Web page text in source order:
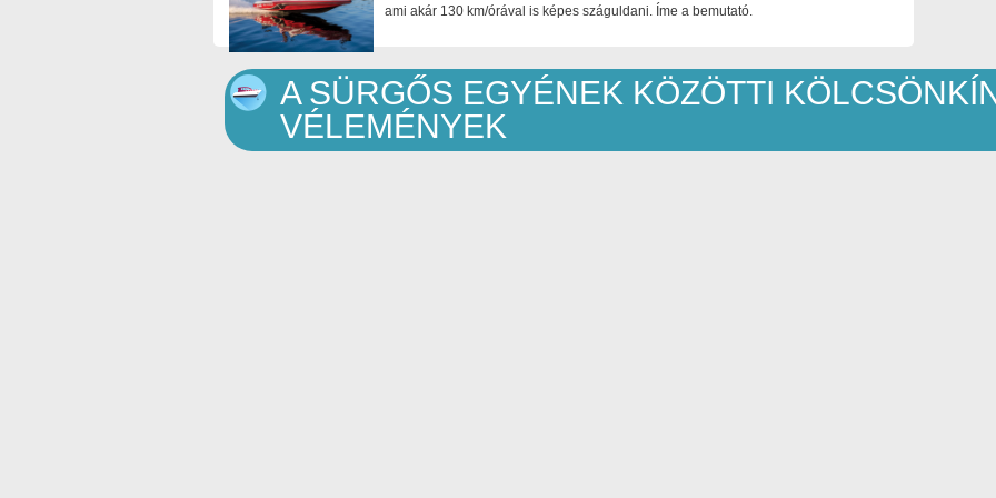
ami akár 130 km/órával is képes száguldani. Íme a bemutató.
A SÜRGŐS EGYÉNEK KÖZÖTTI
VÉLEMÉNYEK